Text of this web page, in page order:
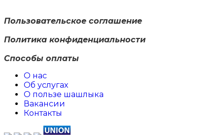
Пользовательское соглашение
Политика конфиденциальности
Способы оплаты
О нас
Об услугах
О пользе шашлыка
Вакансии
Контакты